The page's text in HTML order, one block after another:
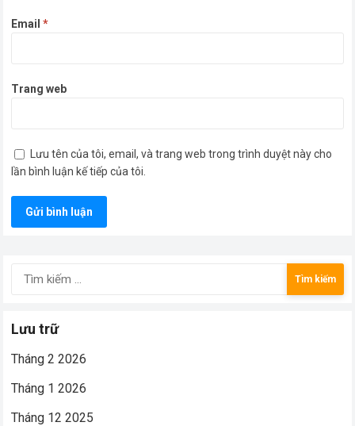
Email*
Trang web
Lưu tên của tôi, email, và trang web trong trình duyệt này cho
lần bình luận kế tiếp của tôi.
kiếm
Lưu trữ
Tháng 2 2026
Tháng 1 2026
Tháng 12 2025